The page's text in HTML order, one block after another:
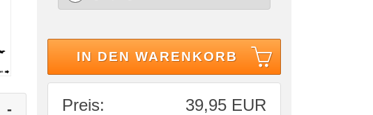
IN DEN WARENKORB
Preis: 39,95 EUR